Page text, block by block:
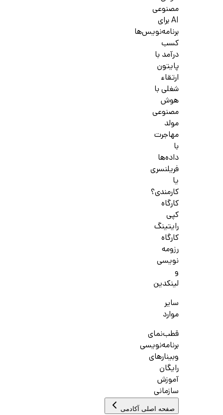
مصنوعی
AI برای
برنامه‌نویس‌ها
کسب
درآمد با
پایتون
ارتقاء
شغلی با
هوش
مصنوعی
مولد
مهاجرت
با
داده‌ها
فریلنسری
یا
کارمندی؟
کارگاه
کپی
رایتینگ
کارگاه
رزومه
نویسی
و
لینکدین
سایر
موارد
قطب‌نمای
برنامه‌نویسی
وبینارهای
رایگان
آموزش
سازمانی
صفحه اصلی آکادمی